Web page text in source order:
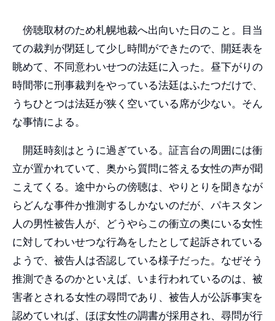
傍聴取材のため札幌地裁へ出向いた日のこと。目当
ての裁判が閉廷して少し時間ができたので、開廷表を
眺めて、不同意わいせつの法廷に入った。昼下がりの
時間帯に刑事裁判をやっている法廷はふたつだけで、
うちひとつは法廷が狭く空いている席が少ない。そん
な事情による。
開廷時刻はとうに過ぎている。証言台の周囲には衝
立が置かれていて、奥から質問に答える女性の声が聞
こえてくる。途中からの傍聴は、やりとりを聞きなが
らどんな事件か推測するしかないのだが、パキスタン
人の男性被告人が、どうやらこの衝立の奥にいる女性
に対してわいせつな行為をしたとして起訴されている
ようで、被告人は否認している様子だった。なぜそう
推測できるのかといえば、いま行われているのは、被
害者とされる女性の尋問であり、被告人が公訴事実を
認めていれば、ほぼ女性の調書が採用され、尋問が行